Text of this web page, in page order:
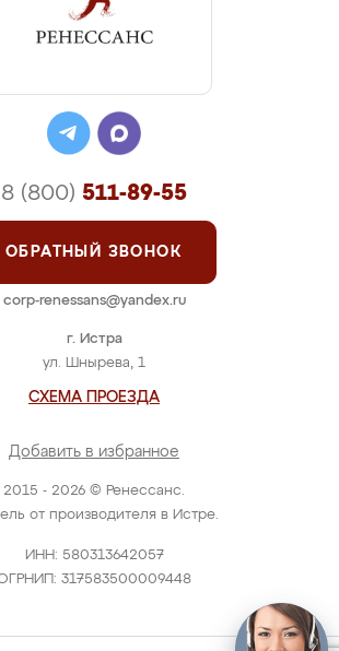
2015 - 2026 © Ренессанс.
от производителя в Истре.
ИНН: 580313642057
317583500009448
г. Истра
ул. Шнырева, 1
СХЕМА ПРОЕЗДА
Добавить в избранное
8 (800) 511-89-55
ОБРАТНЫЙ ЗВОНОК
corp-renessans@yandex.ru